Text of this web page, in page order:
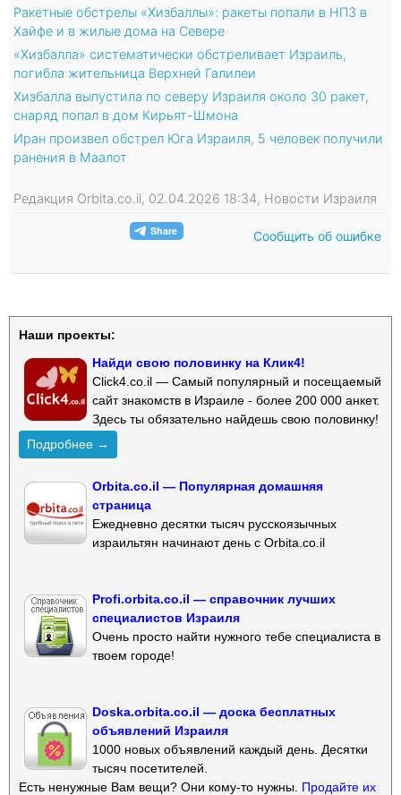
Ракетные обстрелы «Хизбаллы»: ракеты попали в НПЗ в
Хайфе и в жилые дома на Севере
«Хизбалла» систематически обстреливает Израиль,
погибла жительница Верхней Галилеи
Хизбалла выпустила по северу Израиля около 30 ракет,
снаряд попал в дом Кирьят-Шмона
Иран произвел обстрел Юга Израиля, 5 человек получили
ранения в Маалот
Редакция Orbita.co.il, 02.04.2026 18:34, Новости Израиля
Сообщить об ошибке
Наши проекты:
Найди свою половинку на Клик4!
Click4.co.il — Самый популярный и посещаемый
сайт знакомств в Израиле - более 200 000 анкет.
Здесь ты обязательно найдешь свою половинку!
Подробнее →
Orbita.co.il — Популярная домашняя
страница
Ежедневно десятки тысяч русскоязычных
израильтян начинают день с Orbita.co.il
Profi.orbita.co.il — справочник лучших
специалистов Израиля
Очень просто найти нужного тебе специалиста в
твоем городе!
Doska.orbita.co.il — доска бесплатных
объявлений Израиля
1000 новых объявлений каждый день. Десятки
тысяч посетителей.
Есть ненужные Вам вещи? Они кому-то нужны. Продайте их